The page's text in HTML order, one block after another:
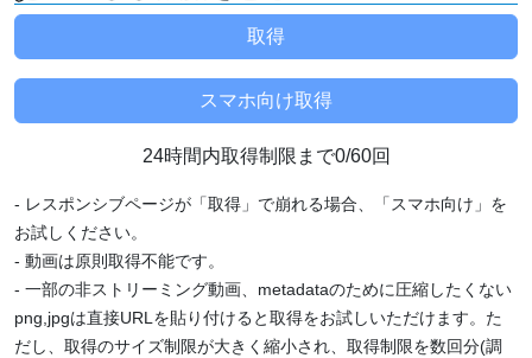
24時間内取得制限まで0/60回
- レスポンシブページが「取得」で崩れる場合、「スマホ向け」を
お試しください。
- 動画は原則取得不能です。
- 一部の非ストリーミング動画、metadataのために圧縮したくない
png,jpgは直接URLを貼り付けると取得をお試しいただけます。た
だし、取得のサイズ制限が大きく縮小され、取得制限を数回分(調